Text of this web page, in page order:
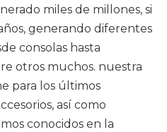
miles de millones, si
generando diferentes
consolas hasta
otros muchos. nuestra
para los últimos
así como
conocidos en la